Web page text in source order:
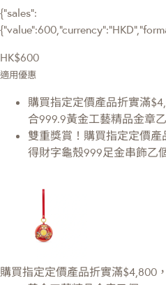
{"sales":
HK$600
適用優惠
購買指定定價產品折實滿
合999.9黃金工藝精品金章
雙重獎賞！購買指定定價產
得財字龜殼999足金串飾乙
購買指定定價產品折實滿$4,800